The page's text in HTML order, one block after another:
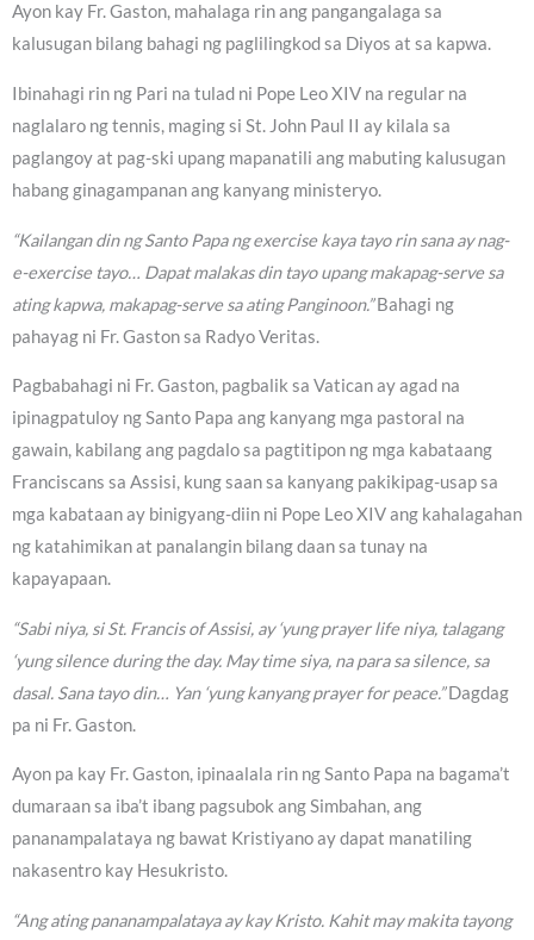
Ayon kay Fr. Gaston, mahalaga rin ang pangangalaga sa
kalusugan bilang bahagi ng paglilingkod sa Diyos at sa kapwa.
Ibinahagi rin ng Pari na tulad ni Pope Leo XIV na regular na
naglalaro ng tennis, maging si St. John Paul II ay kilala sa
paglangoy at pag-ski upang mapanatili ang mabuting kalusugan
habang ginagampanan ang kanyang ministeryo.
“Kailangan din ng Santo Papa ng exercise kaya tayo rin sana ay nag-
e-exercise tayo… Dapat malakas din tayo upang makapag-serve sa
ating kapwa, makapag-serve sa ating Panginoon.”Bahagi ng
pahayag ni Fr. Gaston sa Radyo Veritas.
Pagbabahagi ni Fr. Gaston, pagbalik sa Vatican ay agad na
ipinagpatuloy ng Santo Papa ang kanyang mga pastoral na
gawain, kabilang ang pagdalo sa pagtitipon ng mga kabataang
Franciscans sa Assisi, kung saan sa kanyang pakikipag-usap sa
mga kabataan ay binigyang-diin ni Pope Leo XIV ang kahalagahan
ng katahimikan at panalangin bilang daan sa tunay na
kapayapaan.
“Sabi niya, si St. Francis of Assisi, ay ‘yung prayer life niya, talagang
‘yung silence during the day. May time siya, na para sa silence, sa
dasal. Sana tayo din… Yan ‘yung kanyang prayer for peace.”Dagdag
pa ni Fr. Gaston.
Ayon pa kay Fr. Gaston, ipinaalala rin ng Santo Papa na bagama’t
dumaraan sa iba’t ibang pagsubok ang Simbahan, ang
pananampalataya ng bawat Kristiyano ay dapat manatiling
nakasentro kay Hesukristo.
“Ang ating pananampalataya ay kay Kristo. Kahit may makita tayong